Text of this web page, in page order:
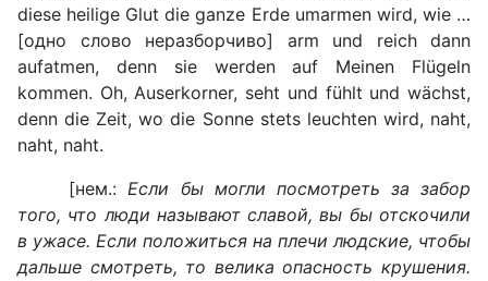
diese heilige Glut die ganze Erde umarmen wird, wie …
[одно слово неразборчиво] arm und reich dann
aufatmen, denn sie werden auf Meinen Flügeln
kommen. Oh, Auserkorner, seht und fühlt und wächst,
denn die Zeit, wo die Sonne stets leuchten wird, naht,
naht, naht.
[нем.:Если бы могли посмотреть за забор
того, что люди называют славой, вы бы отскочили
в ужасе. Если положиться на плечи людские, чтобы
дальше смотреть, то велика опасность крушения.